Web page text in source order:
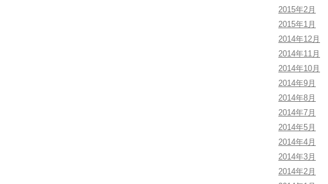
2015年2月
2015年1月
2014年12月
2014年11月
2014年10月
2014年9月
2014年8月
2014年7月
2014年5月
2014年4月
2014年3月
2014年2月